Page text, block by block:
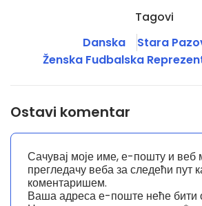
Tagovi
Danska
Stara
Ženska Fudbalska
Ostavi komentar
Ваша адреса е-поште неће бити
Сачувај моје име, е-пошту и веб
прегледачу веба за следећи пут
коментаришем.